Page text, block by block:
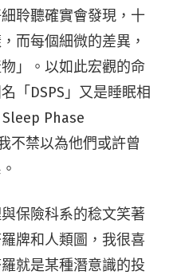
聆聽確實會發現，十
而每個細微的差異，
」。以如此宏觀的命
「DSPS」又是睡眠相
Phase
不禁以為他們或許曾
保險科系的稔文笑著
牌和人類圖，我很喜
就是某種潛意識的投